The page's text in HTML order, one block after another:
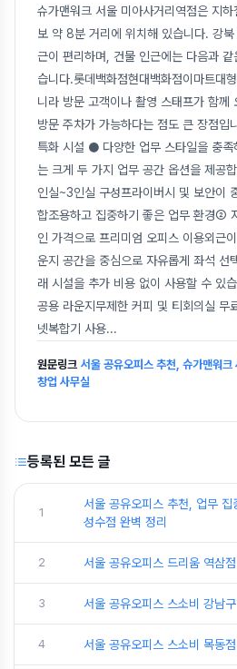
슈가맨워크 서울 미아사거리역점은 지
보 약 8분 거리에 위치해 있습니다. 강
근이 편리하며, 건물 인근에는 다음과
습니다.롯데백화점현대백화점이마트대
니라 방문 고객이나 촬영 스태프가 함께
방문 주차가 가능하다는 점도 큰 장점입
특화 시설 ● 다양한 업무 스타일을 충족
는 크게 두 가지 업무 공간 옵션을 제공
인실~3인실 구성프라이버시 및 보안이
합조용하고 집중하기 좋은 업무 환경②
인 가격으로 프리미엄 오피스 이용외근
운지 공간을 중심으로 자유롭게 좌석 선
래 시설을 추가 비용 없이 사용할 수 있
공용 라운지무제한 커피 및 티회의실 무
넷복합기 사용...
원문링크 서울 공유오피스 추천, 슈가맨워
창업 사무실
등록된 모든 글
1
서울 공유오피스 추천, 업무
성수점 완벽 정리
2 서울 공유오피스 드리움 역삼
3 서울 공유오피스 스소비 강남
4 서울 공유오피스 스소비 목동